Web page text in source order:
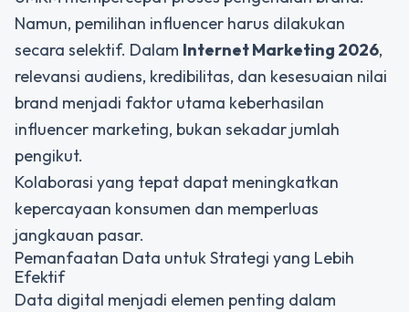
Namun, pemilihan influencer harus dilakukan
secara selektif. Dalam Internet Marketing 2026,
relevansi audiens, kredibilitas, dan kesesuaian nilai
brand menjadi faktor utama keberhasilan
influencer marketing, bukan sekadar jumlah
pengikut.
Kolaborasi yang tepat dapat meningkatkan
kepercayaan konsumen dan memperluas
jangkauan pasar.
Pemanfaatan Data untuk Strategi yang Lebih
Efektif
Data digital menjadi elemen penting dalam